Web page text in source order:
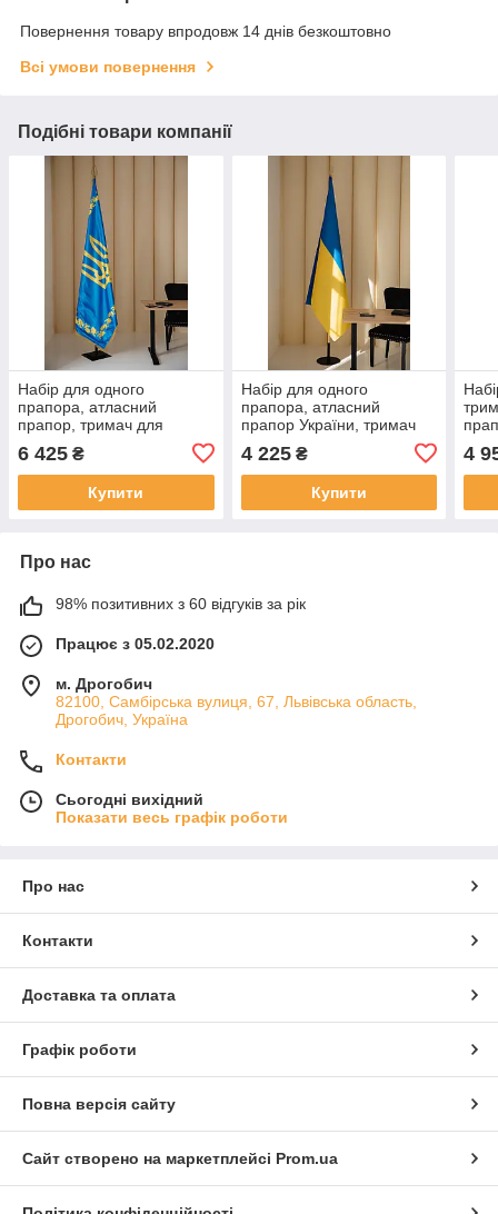
Повернення товару впродовж 14 днів безкоштовно
Всі умови повернення
Подібні товари компанії
Набір для одного
прапора, атласний
прапор, тримач для
наконечник "Крапля з
Тризубом"
6 425 ₴
Купити
Набір для одного
прапора, атласний
прапор України, тримач
для підлоги, держак 2.5 м,
наконечник "Тризуб"
4 225₴
Купити
4
Про нас
98% позитивних з 60 відгуків за рік
Працює з 05.02.2020
м. Дрогобич
82100, Самбірська вулиця, 67, Львівська область,
Дрогобич, Україна
Контакти
Сьогодні вихідний
Показати весь графік роботи
Про нас
Контакти
Доставка та оплата
Графік роботи
Повна версія сайту
Сайт створено на маркетплейсі Prom.ua